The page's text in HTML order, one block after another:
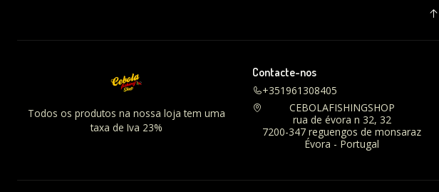
Todos os produtos na nossa loja tem uma
taxa de Iva 23%
Contacte-nos
+351961308405
CEBOLAFISHINGSHOP
rua de évora n 32, 32
7200-347 reguengos de monsaraz
Évora - Portugal